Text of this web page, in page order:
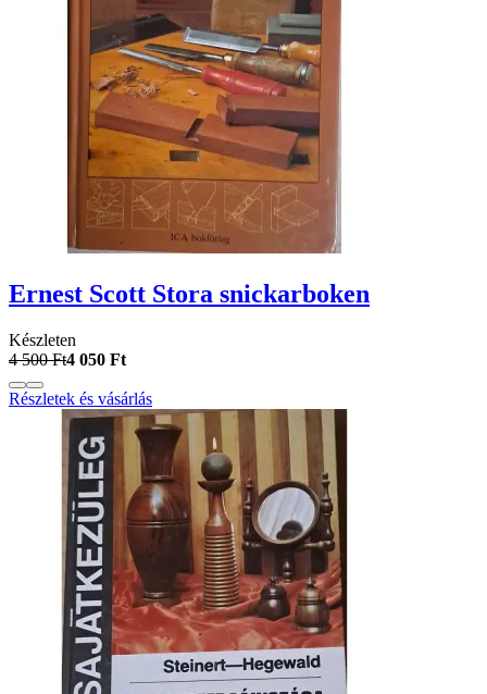
Ernest Scott Stora snickarboken
Készleten
4 500 Ft4 050 Ft
Részletek és vásárlás